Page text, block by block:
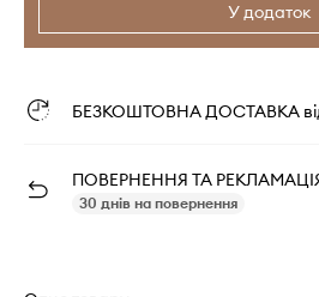
У додаток
БЕЗКОШТОВНА ДОСТАВКА
ПОВЕРНЕННЯ ТА
30 днів на повернення